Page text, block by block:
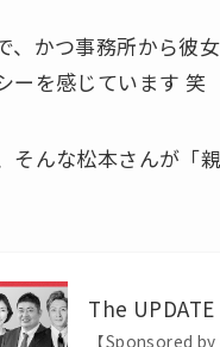
、かつ事務所から彼
ーを感じています 笑
そんな松本さんが「
The
【Sponsored